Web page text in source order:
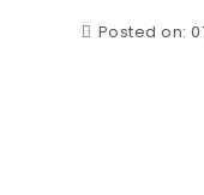
Posted on: